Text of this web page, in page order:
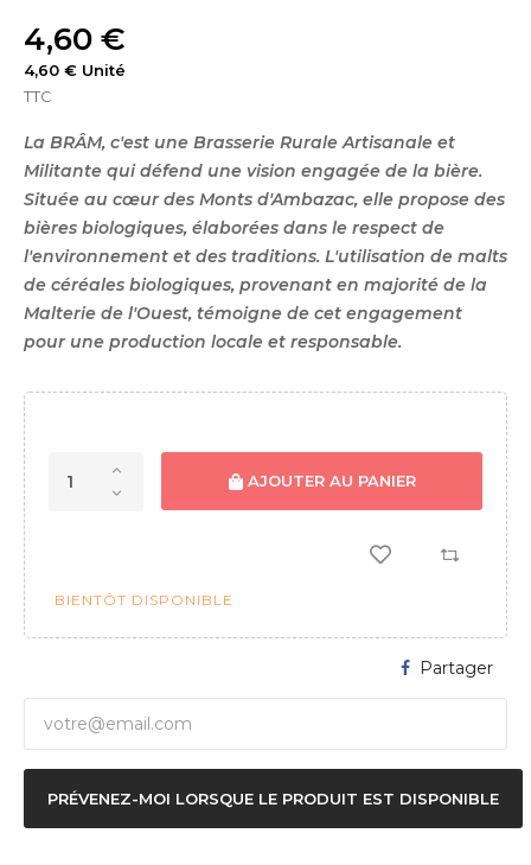
4,60 €
4,60 € Unité
TTC
La BRÂM, c'est une Brasserie Rurale Artisanale et
Militante qui défend une vision engagée de la bière.
Située au cœur des Monts d'Ambazac, elle propose des
bières biologiques, élaborées dans le respect de
l'environnement et des traditions. L'utilisation de malts
de céréales biologiques, provenant en majorité de la
Malterie de l'Ouest, témoigne de cet engagement
pour une production locale et responsable.
AJOUTER AU PANIER
BIENTÔT DISPONIBLE
Partager
PRÉVENEZ-MOI LORSQUE LE PRODUIT EST DISPONIBLE